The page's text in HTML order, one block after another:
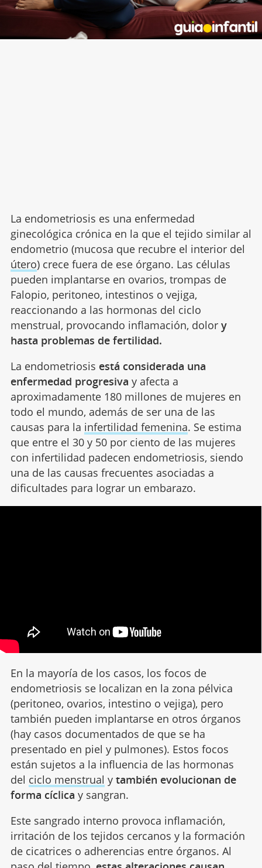
La endometriosis es una enfermedad
ginecológica crónica en la que el tejido similar al
endometrio (mucosa que recubre el interior del
útero) crece fuera de ese órgano. Las células
pueden implantarse en ovarios, trompas de
Falopio, peritoneo, intestinos o vejiga,
reaccionando a las hormonas del ciclo
menstrual, provocando inflamación, dolor y
hasta problemas de fertilidad.
La endometriosis está considerada una
enfermedad progresiva y afecta a
aproximadamente 180 millones de mujeres en
todo el mundo, además de ser una de las
causas para la infertilidad femenina. Se estima
que entre el 30 y 50 por ciento de las mujeres
con infertilidad padecen endometriosis, siendo
una de las causas frecuentes asociadas a
dificultades para lograr un embarazo.
En la mayoría de los casos, los focos de
endometriosis se localizan en la zona pélvica
(peritoneo, ovarios, intestino o vejiga), pero
también pueden implantarse en otros órganos
(hay casos documentados de que se ha
presentado en piel y pulmones). Estos focos
están sujetos a la influencia de las hormonas
del ciclo menstrual ytambién evolucionan de
forma cíclica y sangran.
Este sangrado interno provoca inflamación,
irritación de los tejidos cercanos y la formación
de cicatrices o adherencias entre órganos. Al